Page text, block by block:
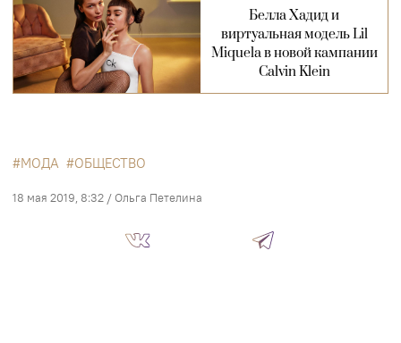
Белла Хадид и
виртуальная модель Lil
Miquela в новой кампании
Calvin Klein
МОДА ОБЩЕСТВО
18 мая 2019, 8:32 / Ольга Петелина